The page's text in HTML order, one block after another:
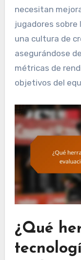
necesitan
jugadores
una cultura de
asegurándose
métricas de
objetivos del
¿Qué